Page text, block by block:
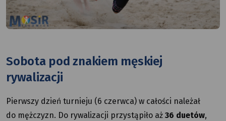
Sobota pod znakiem męskiej
rywalizacji
Pierwszy dzień turnieju (6 czerwca) w całości należał
do mężczyzn. Do rywalizacji przystąpiło aż 36 duetów,